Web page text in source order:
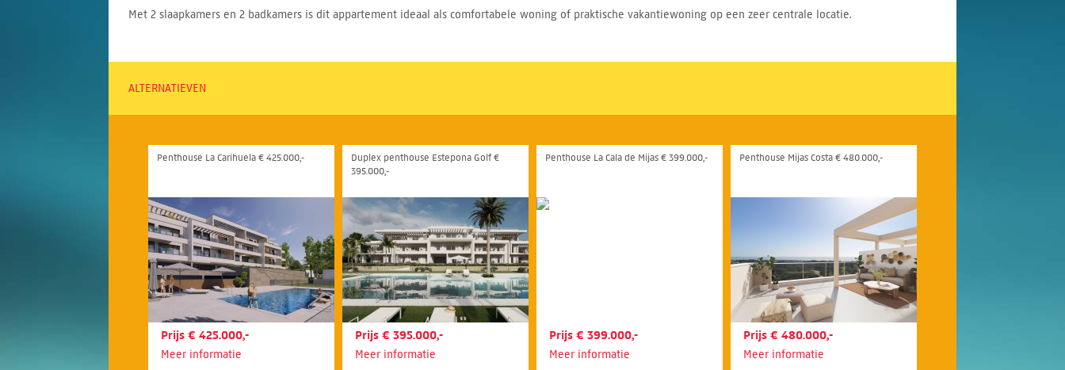
Met 2 slaapkamers en 2 badkamers is dit appartement ideaal als comfortabele woning of praktische vakantiewoning op een zeer centrale locatie.
ALTERNATIEVEN
Penthouse La Carihuela € 425.000,-
Prijs € 425.000,-
Meer informatie
Duplex penthouse Estepona Golf €
395.000,-
Prijs € 395.000,-
Meer informatie
Penthouse La Cala de Mijas € 399.000,-
Prijs € 399.000,-
Meer informatie
Penthouse Mijas Costa € 480.000,-
Prijs € 480.000,-
Meer informatie